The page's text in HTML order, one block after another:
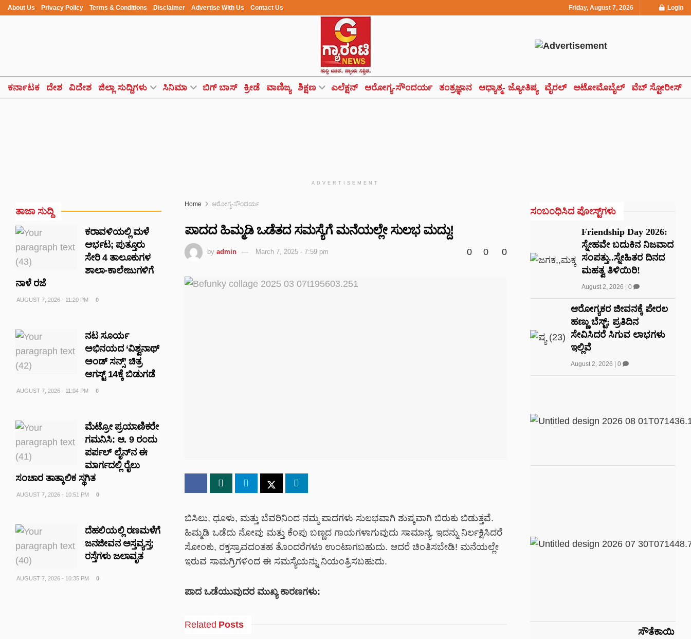
About Us Privacy Policy Terms & Conditions Disclaimer Advertise With Us Contact Us Friday, August 7, 2026 Login
ಕರ್ನಾಟಕ ದೇಶ ವಿದೇಶ ಜಿಲ್ಲಾ ಸುದ್ದಿಗಳು ಸಿನಿಮಾ ಬಿಗ್ ಬಾಸ್ ಕ್ರೀಡೆ ವಾಣಿಜ್ಯ ಶಿಕ್ಷಣ ಎಲೆಕ್ಷನ್ ಆರೋಗ್ಯ-ಸೌಂದರ್ಯ ತಂತ್ರಜ್ಞಾನ ಆಧ್ಯಾತ್ಮ- ಜ್ಯೋತಿಷ್ಯ ವೈರಲ್ ಆಟೋಮೊಬೈಲ್ ವೆಬ್ ಸ್ಟೋರೀಸ್
ADVERTISEMENT
Home ಆರೋಗ್ಯ-ಸೌಂದರ್ಯ
ಪಾದದ ಹಿಮ್ಮಡಿ ಒಡೆತದ ಸಮಸ್ಯೆಗೆ ಮನೆಯಲ್ಲೇ ಸುಲಭ ಮದ್ದು!
by admin March 7, 2025 - 7:59 pm 0 0 0
ಬಿಸಿಲು, ಧೂಳು, ಮತ್ತು ಬೆವರಿನಿಂದ ನಮ್ಮ ಪಾದಗಳು ಸುಲಭವಾಗಿ ಶುಷ್ಕವಾಗಿ ಬಿರುಕು ಬಿಡುತ್ತವೆ.
ಹಿಮ್ಮಡಿ ಒಡೆದು ನೋವು ಮತ್ತು ಕೆಂಪು ಬಣ್ಣದ ಗಾಯಗಳಾಗುವುದು ಸಾಮಾನ್ಯ. ಇದನ್ನು ನಿರ್ಲಕ್ಷಿಸಿದರೆ
ಸೋಂಕು, ರಕ್ತಸ್ರಾವದಂತಹ ತೊಂದರೆಗಳೂ ಉಂಟಾಗಬಹುದು. ಆದರೆ ಚಿಂತಿಸಬೇಡಿ! ಮನೆಯಲ್ಲೇ
ಇರುವ ಸಾಮಗ್ರಿಗಳಿಂದ ಈ ಸಮಸ್ಯೆಯನ್ನು ನಿಯಂತ್ರಿಸಬಹುದು.
ಪಾದ ಒಡೆಯುವುದರ ಮುಖ್ಯ ಕಾರಣಗಳು:
Related Posts
ತಾಜಾ ಸುದ್ದಿ
ಕರಾವಳಿಯಲ್ಲಿ ಮಳೆ
ಆರ್ಭಟ; ಪುತ್ತೂರು
ಸೇರಿ 4 ತಾಲೂಕುಗಳ
ಶಾಲಾ-ಕಾಲೇಜುಗಳಿಗೆ
ನಾಳೆ ರಜೆ
AUGUST 7, 2026 - 11:20 PM 0
ನಟ ಸೂರ್ಯ
ಅಭಿನಯದ ‘ವಿಶ್ವನಾಥ್
ಅಂಡ್ ಸನ್ಸ್’ ಚಿತ್ರ
ಆಗಸ್ಟ್ 14ಕ್ಕೆ ಬಿಡುಗಡೆ
AUGUST 7, 2026 - 11:04 PM 0
ಮೆಟ್ರೋ ಪ್ರಯಾಣಿಕರೇ
ಗಮನಿಸಿ: ಆ. 9 ರಂದು
ಪರ್ಪಲ್ ಲೈನ್‌ನ ಈ
ಮಾರ್ಗದಲ್ಲಿ ರೈಲು
ಸಂಚಾರ ತಾತ್ಕಾಲಿಕ ಸ್ಥಗಿತ
AUGUST 7, 2026 - 10:51 PM 0
ದೆಹಲಿಯಲ್ಲಿ ರಣಮಳೆಗೆ
ಜನಜೀವನ ಅಸ್ತವ್ಯಸ್ತ;
ರಸ್ತೆಗಳು ಜಲಾವೃತ
AUGUST 7, 2026 - 10:35 PM 0
ಸಂಬಂಧಿಸಿದ ಪೋಸ್ಟ್‌ಗಳು
Friendship Day 2026:
ಸ್ನೇಹವೇ ಬದುಕಿನ ನಿಜವಾದ
ಸಂಪತ್ತು..ಸ್ನೇಹಿತರ ದಿನದ
ಮಹತ್ವ ತಿಳಿಯಿರಿ!
August 2, 2026 0
ಆರೋಗ್ಯಕರ ಜೀವನಕ್ಕೆ ಪೇರಲ
ಹಣ್ಣು ಬೆಸ್ಟ್; ಪ್ರತಿದಿನ
ಸೇವಿಸಿದರೆ ಸಿಗುವ ಲಾಭಗಳು
ಇಲ್ಲಿವೆ
August 2, 2026 0
ಸೌತೆಕಾಯಿ